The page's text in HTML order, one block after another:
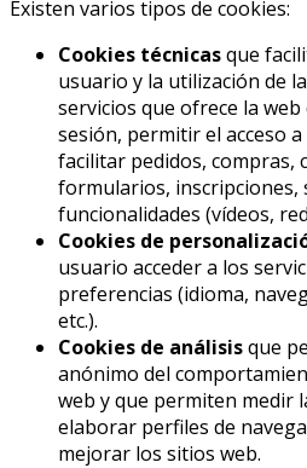
Existen varios tipos de cookies:
Cookies técnicasque
usuario y la utilización de
servicios que ofrece la
sesión, permitir el acceso
facilitar pedidos, compras,
formularios, inscripciones,
funcionalidades (vídeos,
Cookies de
usuario acceder a los
preferencias (idioma,
etc.).
Cookies de análisisque
anónimo del
web y que permiten medir
elaborar perfiles de
mejorar los sitios web.